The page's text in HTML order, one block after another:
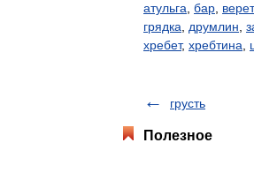
атульга бар
грядка
друмлин
хребет, хребтина
грусть
Полезное